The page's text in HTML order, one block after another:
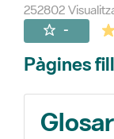
252802
-
Pàgines